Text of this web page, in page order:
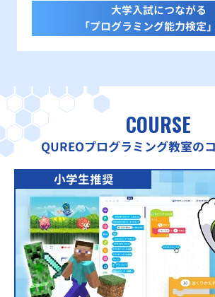
大学入試につながる
「プログラミング能力検定
COURSE
QUREOプログラミング教室の
小学生推奨